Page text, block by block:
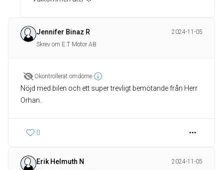
Jennifer Binaz R
2024-11-05
Skrev om E.T Motor AB
Okontrollerat omdöme
Nöjd med bilen och ett super trevligt bemötande från Herr
Orhan.
0
Erik Helmuth N
2024-11-05